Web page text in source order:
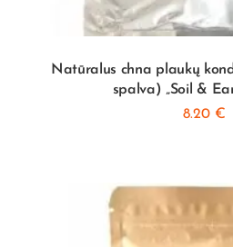
Natūralus chna plaukų
spalva) „Soil &
8.20 €